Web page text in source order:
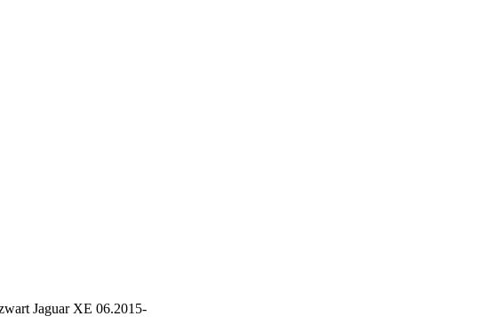
Jaguar XE 06.2015-